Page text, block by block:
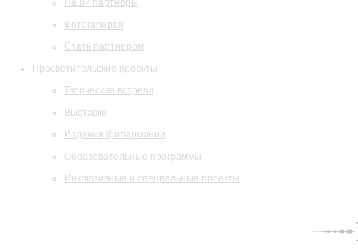
Наши партнеры
Фотогалерея
Стать партнером
Просветительские проекты
Творческие встречи
Выставки
Издания филармонии
Образовательные программы
Инклюзивные и специальные проекты